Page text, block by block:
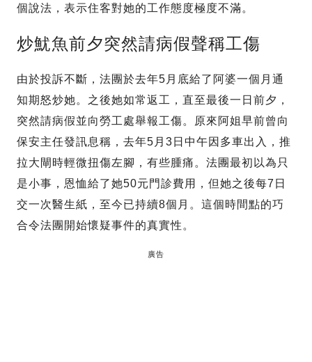
個說法，表示住客對她的工作態度極度不滿。
炒魷魚前夕突然請病假聲稱工傷
由於投訴不斷，法團於去年5月底給了阿婆一個月通
知期怒炒她。之後她如常返工，直至最後一日前夕，
突然請病假並向勞工處舉報工傷。原來阿姐早前曾向
保安主任發訊息稱，去年5月3日中午因多車出入，推
拉大閘時輕微扭傷左腳，有些腫痛。法團最初以為只
是小事，恩恤給了她50元門診費用，但她之後每7日
交一次醫生紙，至今已持續8個月。這個時間點的巧
合令法團開始懷疑事件的真實性。
廣告